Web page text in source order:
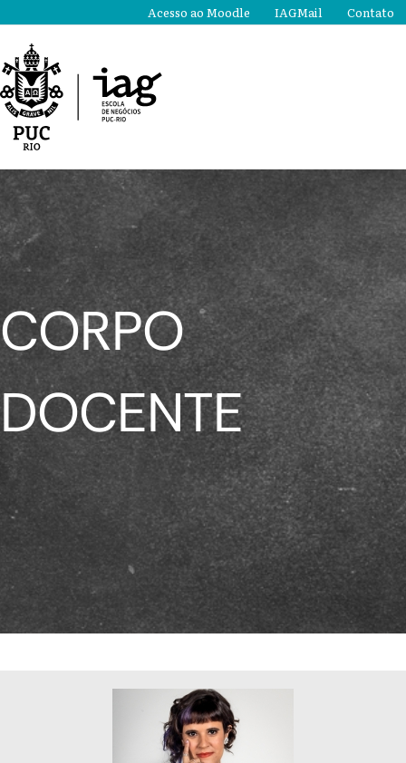
o
conteúdo
Acesso ao Moodle IAGMail Contato
CORPO
DOCENTE